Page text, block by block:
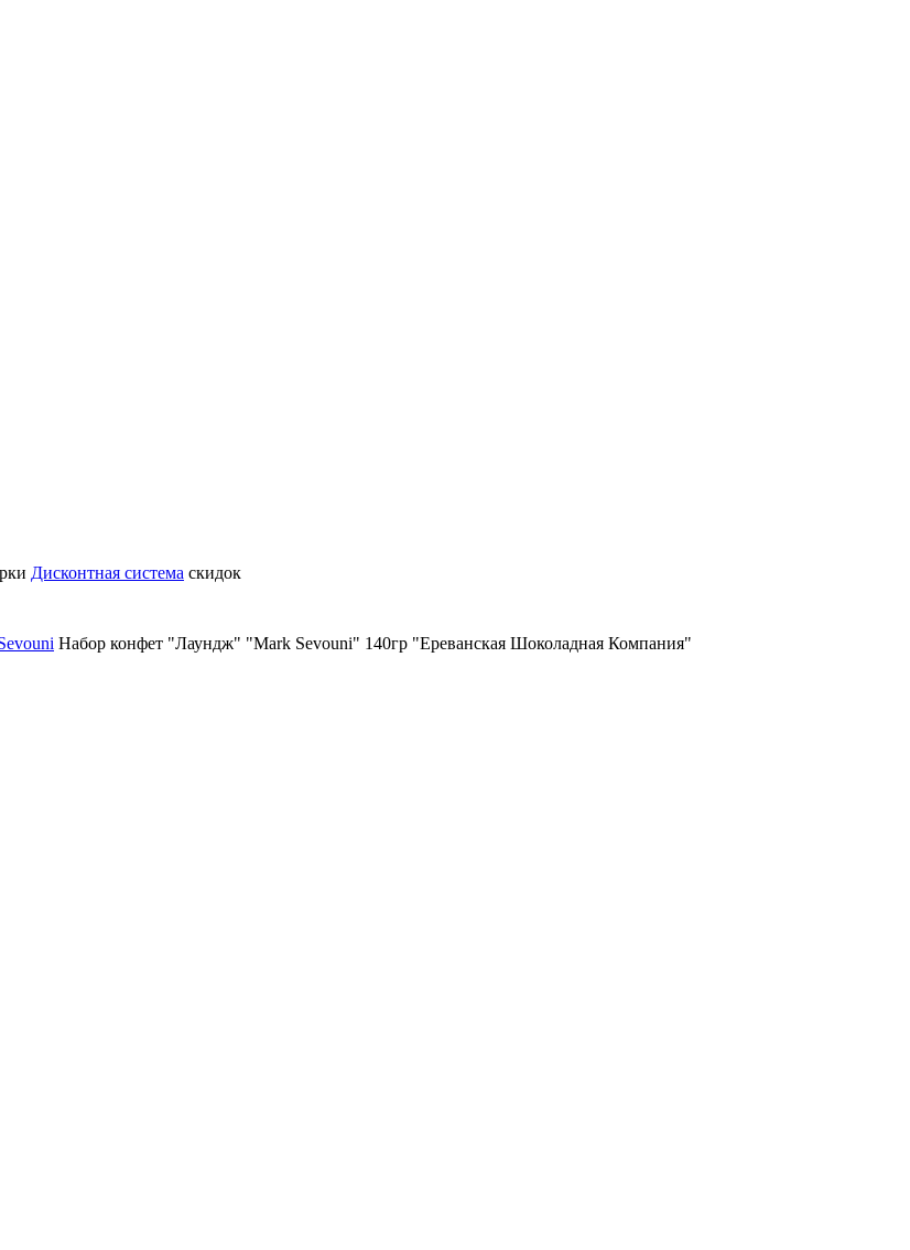
Дисконтная система скидок
Набор конфет "Лаундж" "Mark Sevouni" 140гр "Ереванская Шоколадная Компания"